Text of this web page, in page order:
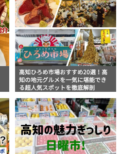
高知ひろめ市場おすすめ20選！高
知の地元グルメを一気に堪能でき
る超人気スポットを徹底解剖